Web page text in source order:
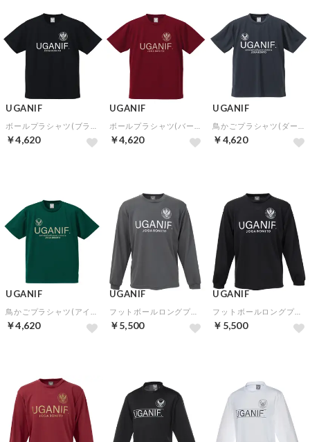
UGANIF
￥4,620
UGANIF
￥4,620
UGANIF
￥4,620
UGANIF
￥4,620
UGANIF
￥5,500
UGANIF
￥5,500